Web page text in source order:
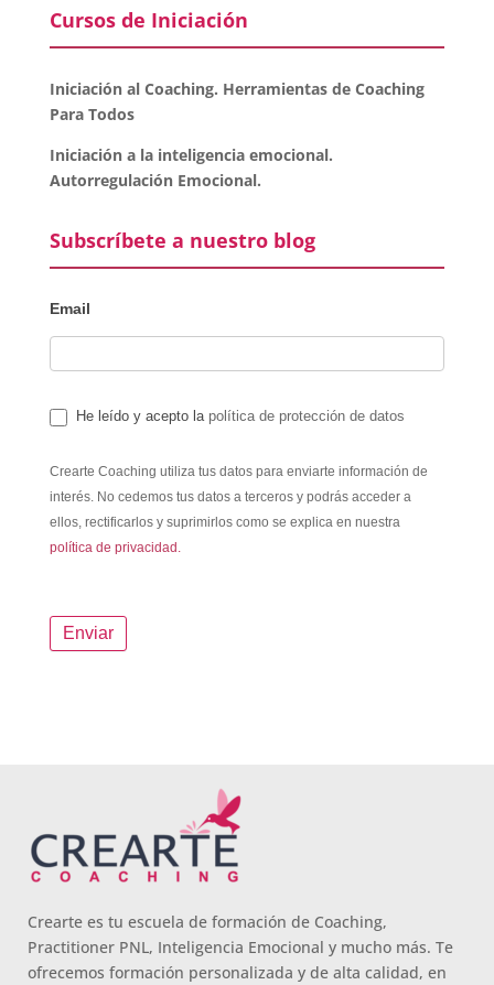
Cursos de Iniciación
Iniciación al Coaching. Herramientas de Coaching
Para Todos
Iniciación a la inteligencia emocional.
Autorregulación Emocional.
Subscríbete a nuestro blog
Email
He leído y acepto la política de protección de datos
Crearte Coaching utiliza tus datos para enviarte información de
interés. No cedemos tus datos a terceros y podrás acceder a
ellos, rectificarlos y suprimirlos como se explica en nuestra
política de privacidad.
Crearte es tu escuela de formación de Coaching,
Practitioner PNL, Inteligencia Emocional y mucho más. Te
ofrecemos formación personalizada y de alta calidad, en